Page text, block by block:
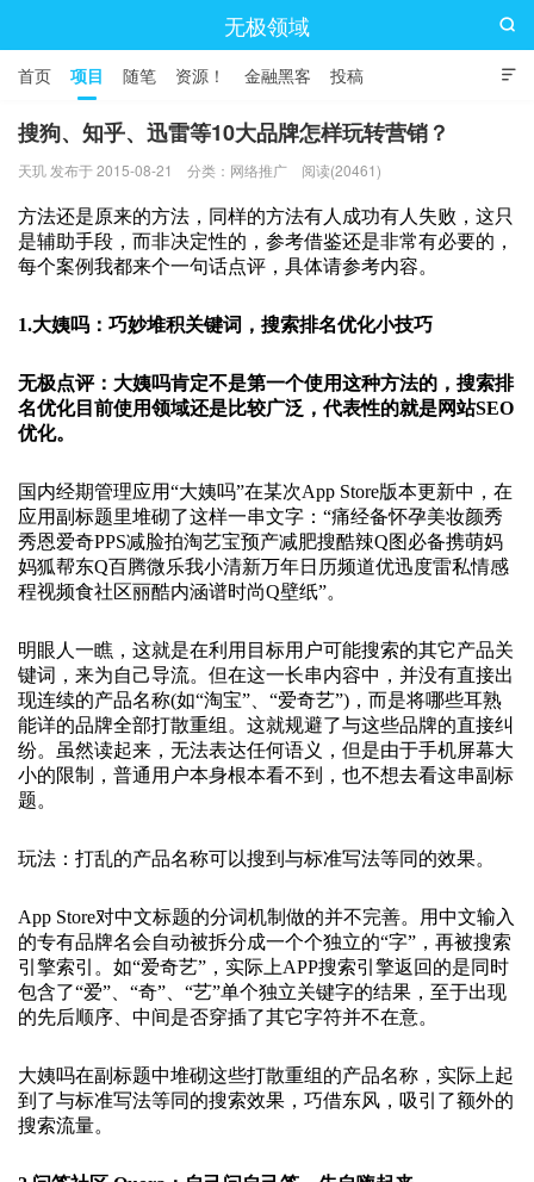
无极领域

首页 项目 随笔 资源！ 金融黑客 投稿

搜狗、知乎、迅雷等10大品牌怎样玩转营销？
天玑 发布于 2015-08-21 分类： 网络推广 阅读(20461)
方法还是原来的方法，同样的方法有人成功有人失败，这只
是辅助手段，而非决定性的，参考借鉴还是非常有必要的，
每个案例我都来个一句话点评，具体请参考内容。
1.大姨吗：巧妙堆积关键词，搜索排名优化小技巧
无极点评：大姨吗肯定不是第一个使用这种方法的，搜索排
名优化目前使用领域还是比较广泛，代表性的就是网站SEO
优化。
国内经期管理应用“大姨吗”在某次App Store版本更新中，在
应用副标题里堆砌了这样一串文字：“痛经备怀孕美妆颜秀
秀恩爱奇PPS减脸拍淘艺宝预产减肥搜酷辣Q图必备携萌妈
妈狐帮东Q百腾微乐我小清新万年日历频道优迅度雷私情感
程视频食社区丽酷内涵谱时尚Q壁纸”。
明眼人一瞧，这就是在利用目标用户可能搜索的其它产品关
键词，来为自己导流。但在这一长串内容中，并没有直接出
现连续的产品名称(如“淘宝”、“爱奇艺”)，而是将哪些耳熟
能详的品牌全部打散重组。这就规避了与这些品牌的直接纠
纷。虽然读起来，无法表达任何语义，但是由于手机屏幕大
小的限制，普通用户本身根本看不到，也不想去看这串副标
题。
玩法：打乱的产品名称可以搜到与标准写法等同的效果。
App Store对中文标题的分词机制做的并不完善。用中文输入
的专有品牌名会自动被拆分成一个个独立的“字”，再被搜索
引擎索引。如“爱奇艺”，实际上APP搜索引擎返回的是同时
包含了“爱”、“奇”、“艺”单个独立关键字的结果，至于出现
的先后顺序、中间是否穿插了其它字符并不在意。
大姨吗在副标题中堆砌这些打散重组的产品名称，实际上起
到了与标准写法等同的搜索效果，巧借东风，吸引了额外的
搜索流量。